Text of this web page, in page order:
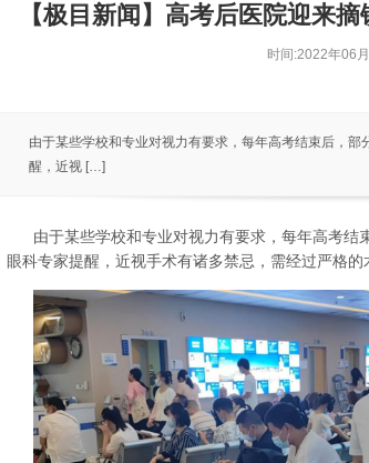
【极目新闻】高考后医院迎来
时间:2022年06
由于某些学校和专业对视力有要求，每年高考结束后，
醒，近视 […]
由于某些学校和专业对视力有要求，每年高考结
眼科专家提醒，近视手术有诸多禁忌，需经过严格的